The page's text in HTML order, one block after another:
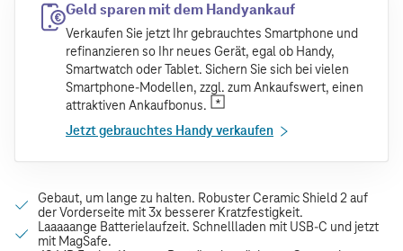
Geld sparen mit dem Handyankauf
Verkaufen Sie jetzt Ihr gebrauchtes Smartphone und
refinanzieren so Ihr neues Gerät, egal ob Handy,
Smartwatch oder Tablet. Sichern Sie sich bei vielen
Smartphone-Modellen, zzgl. zum Ankaufswert, einen
attraktiven Ankaufbonus.
Jetzt gebrauchtes Handy verkaufen